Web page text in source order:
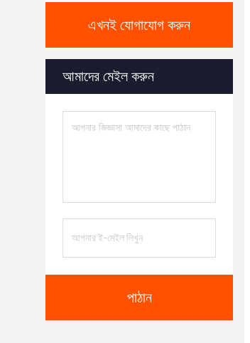
এখনই যোগাযোগ করুন
আমাদের মেইল করুন
পাঠান